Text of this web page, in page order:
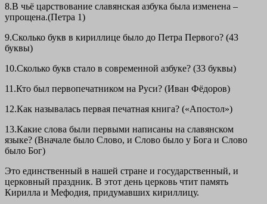
8.В чьё царствование славянская азбука была изменена –
упрощена.(Петра 1)
9.Сколько букв в кириллице было до Петра Первого? (43
буквы)
10.Сколько букв стало в современной азбуке? (33 буквы)
11.Кто был первопечатником на Руси? (Иван Фёдоров)
12.Как называлась первая печатная книга? («Апостол»)
13.Какие слова были первыми написаны на славянском
языке? (Вначале было Слово, и Слово было у Бога и Слово
было Бог)
Это единственный в нашей стране и государственный, и
церковный праздник. В этот день церковь чтит память
Кирилла и Мефодия, придумавших кириллицу.